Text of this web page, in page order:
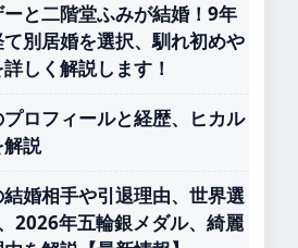
と二階堂ふみが結婚！9年
別居婚を選択、馴れ初めや
しく解説します！
ロフィールと経歴、ヒカル
解説
婚相手や引退理由、世界選
2026年五輪銀メダル、綺麗